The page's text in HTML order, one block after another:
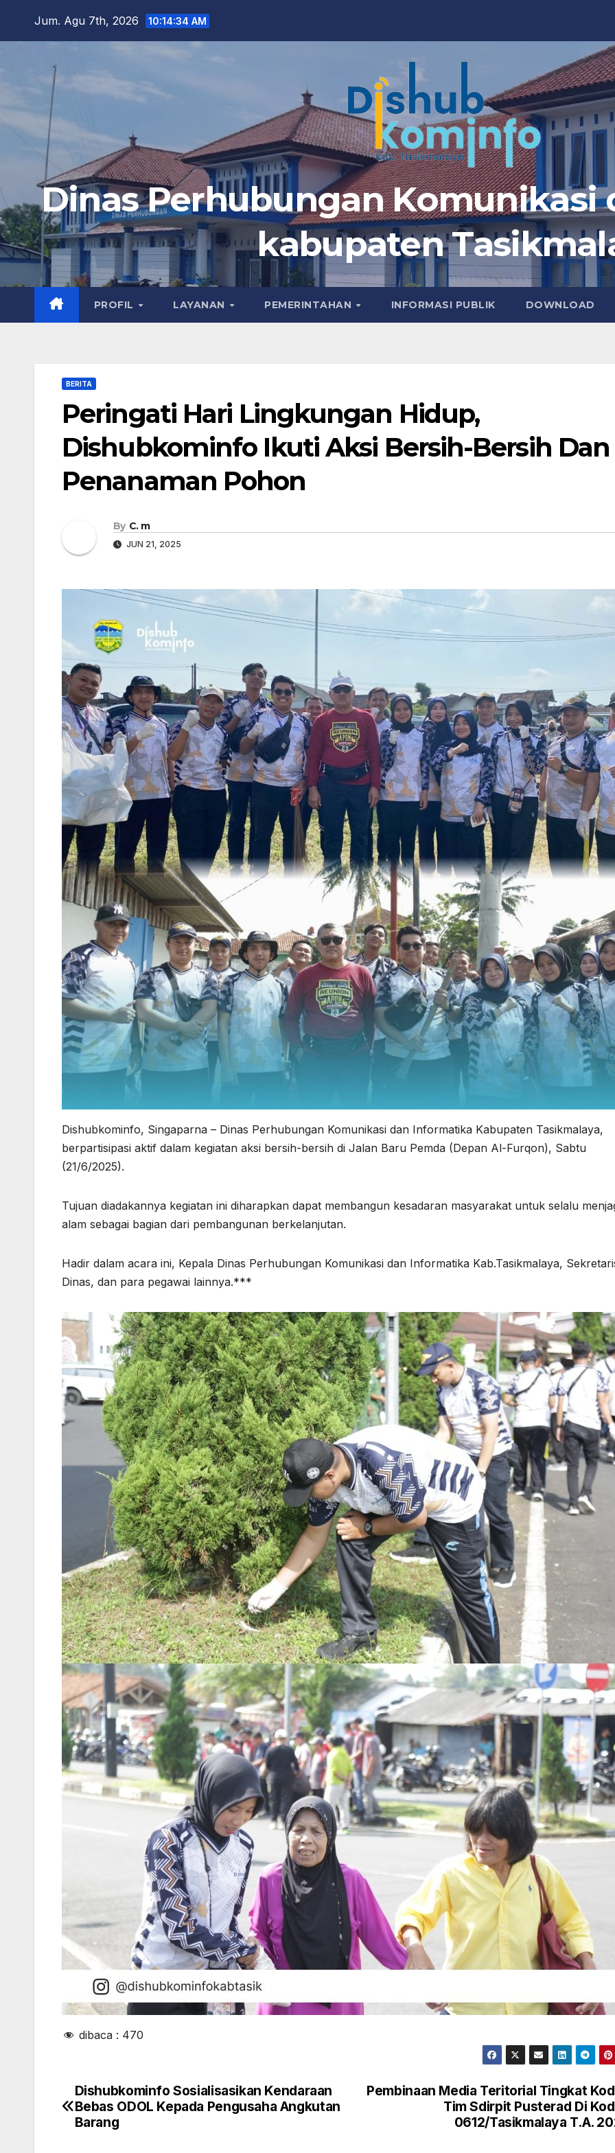
Jum. Agu 7th, 2026 10:14:36 AM
Dinas Perhubungan
kabupaten
PROFIL LAYANAN PEMERINTAHAN INFORMASI PUBLIK DOWNLOAD
BERITA
Peringati Hari Lingkungan Hidup,
Dishubkominfo Ikuti Aksi Bersih-Bersih Dan
Penanaman Pohon
By C. m
JUN 21, 2025
Dishubkominfo, Singaparna – Dinas Perhubungan Komunikasi dan Informatika Kabupaten Tasikmalaya,
berpartisipasi aktif dalam kegiatan aksi bersih-bersih di Jalan Baru Pemda (Depan Al-Furqon), Sabtu
(21/6/2025).
Tujuan diadakannya kegiatan ini diharapkan dapat membangun kesadaran masyarakat untuk selalu
alam sebagai bagian dari pembangunan berkelanjutan.
Hadir dalam acara ini, Kepala Dinas Perhubungan Komunikasi dan Informatika Kab.Tasikmalaya,
Dinas, dan para pegawai lainnya.***
dibaca : 470
Navigasi
pos
Pembinaan Media Teritorial Tingkat
Tim Sdirpit Pusterad Di
0612/Tasikmalaya T.A.
Dishubkominfo Sosialisasikan Kendaraan
Bebas ODOL Kepada Pengusaha Angkutan
Barang